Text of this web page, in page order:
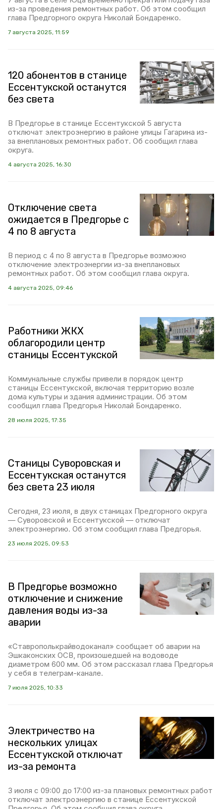
из-за проведения ремонтных работ. Об этом сообщил
глава Предгорного округа Николай Бондаренко.
7 августа 2025, 11:59
120 абонентов в станице
Ессентукской останутся
без света
В Предгорье в станице Ессентукской 5 августа
отключат электроэнергию в районе улицы Гагарина из-
за внеплановых ремонтных работ. Об сообщил глава
округа.
4 августа 2025, 16:30
Отключение света
ожидается в Предгорье с
4 по 8 августа
В период с 4 по 8 августа в Предгорье возможно
отключение электроэнергии из-за внеплановых
ремонтных работ. Об этом сообщил глава округа.
4 августа 2025, 09:46
Работники ЖКХ
облагородили центр
станицы Ессентукской
Коммунальные службы привели в порядок центр
станицы Ессентукской, включая территорию возле
дома культуры и здания администрации. Об этом
сообщил глава Предгорья Николай Бондаренко.
28 июля 2025, 17:35
Станицы Суворовская и
Ессентукская останутся
без света 23 июля
Сегодня, 23 июля, в двух станицах Предгорного округа
— Суворовской и Ессентукской — отключат
электроэнергию. Об этом сообщил глава Предгорья.
23 июля 2025, 09:53
В Предгорье возможно
отключение и снижение
давления воды из-за
аварии
«Ставрополькрайводоканал» сообщает об аварии на
Эшкаконских ОСВ, произошедшей на водоводе
диаметром 600 мм. Об этом рассказал глава Предгорья
у себя в телеграм-канале.
7 июля 2025, 10:33
Электричество на
нескольких улицах
Ессентукской отключат
из-за ремонта
3 июля с 09:00 до 17:00 из-за плановых ремонтных работ
отключат электроэнергию в станице Ессентукской